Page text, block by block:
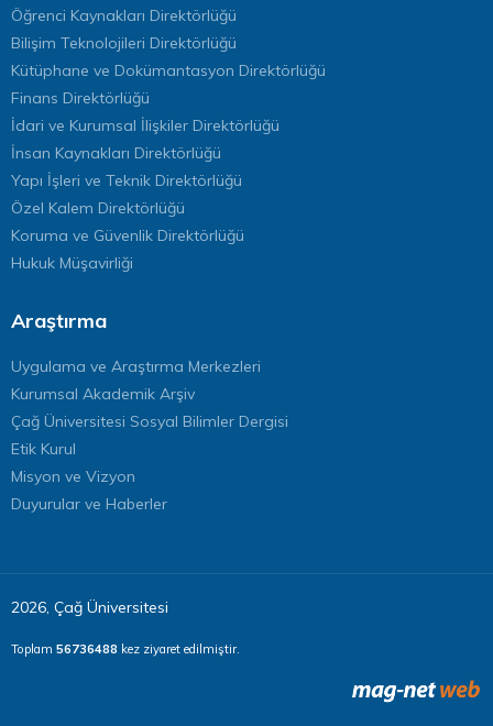
Öğrenci Kaynakları Direktörlüğü
Bilişim Teknolojileri Direktörlüğü
Kütüphane ve Dokümantasyon Direktörlüğü
Finans Direktörlüğü
İdari ve Kurumsal İlişkiler Direktörlüğü
İnsan Kaynakları Direktörlüğü
Yapı İşleri ve Teknik Direktörlüğü
Özel Kalem Direktörlüğü
Koruma ve Güvenlik Direktörlüğü
Hukuk Müşavirliği
Araştırma
Uygulama ve Araştırma Merkezleri
Kurumsal Akademik Arşiv
Çağ Üniversitesi Sosyal Bilimler Dergisi
Etik Kurul
Misyon ve Vizyon
Duyurular ve Haberler
2026, Çağ Üniversitesi
Toplam 56736488 kez ziyaret edilmiştir.